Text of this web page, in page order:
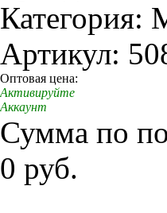
Категория:
Артикул:
Оптовая цена:
Активируйте
Аккаунт
Сумма по
0 руб.